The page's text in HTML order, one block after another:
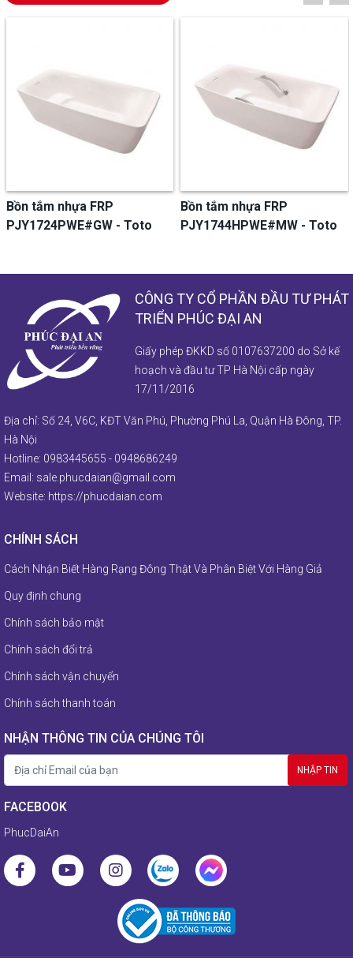
Bồn tắm nhựa FRP
PJY1724PWE#GW - Toto
Bồn tắm nhựa FRP
PJY1744HPWE#MW - Toto
CÔNG TY CỔ PHẦN ĐẦU TƯ PHÁT
TRIỂN PHÚC ĐẠI AN
Giấy phép ĐKKD số 0107637200 do Sở kế
hoạch và đầu tư TP Hà Nội cấp ngày
17/11/2016
Địa chỉ: Số 24, V6C, KĐT Văn Phú, Phường Phú La, Quận Hà Đông, TP.
Hà Nội
Hotline: 0983445655 - 0948686249
Email: sale.phucdaian@gmail.com
Website: https://phucdaian.com
CHÍNH SÁCH
Cách Nhận Biết Hàng Rạng Đông Thật Và Phân Biệt Với Hàng Giả
Quy định chung
Chính sách bảo mật
Chính sách đổi trả
Chính sách vận chuyển
Chính sách thanh toán
NHẬN THÔNG TIN CỦA CHÚNG TÔI
FACEBOOK
PhucDaiAn